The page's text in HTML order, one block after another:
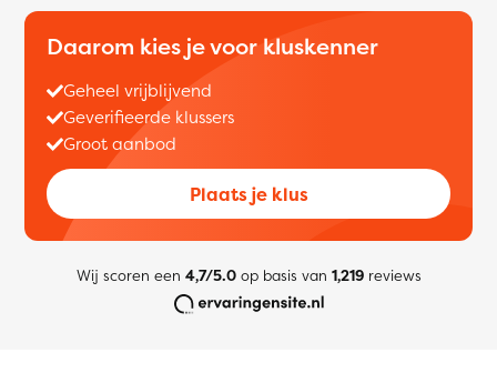
Daarom kies je voor kluskenner
Geheel vrijblijvend
Geverifieerde klussers
Groot aanbod
Plaats je klus
Wij scoren een 4,7/5.0op basis van 1,219reviews